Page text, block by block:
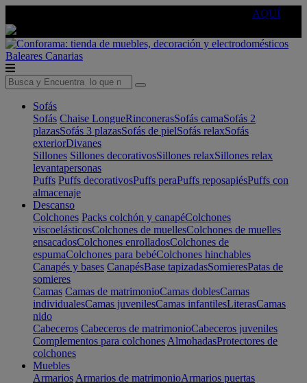
AQUÍ
Baleares Canarias
Sofás
Sofás Chaise LongueRinconerasSofás camaSofás 2
plazasSofás 3 plazasSofás de pielSofás relaxSofás
exteriorDivanes
Sillones Sillones decorativosSillones relaxSillones relax
levantapersonas
Puffs Puffs decorativosPuffs peraPuffs reposapiésPuffs con
almacenaje
Descanso
Colchones Packs colchón y canapéColchones
viscoelásticosColchones de muellesColchones de muelles
ensacadosColchones enrolladosColchones de
espumaColchones para bebéColchones hinchables
Canapés y bases CanapésBase tapizadasSomieresPatas de
somieres
Camas Camas de matrimonioCamas doblesCamas
individualesCamas juvenilesCamas infantilesLiterasCamas
nido
Cabeceros Cabeceros de matrimonioCabeceros juveniles
Complementos para colchones AlmohadasProtectores de
colchones
Muebles
Armarios Armarios de matrimonioArmarios puertas